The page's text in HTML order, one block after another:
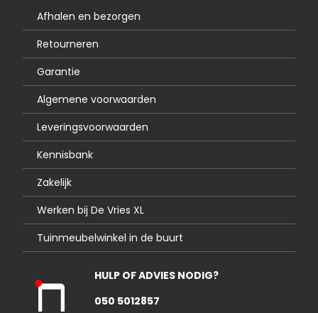
Afhalen en bezorgen
Retourneren
Garantie
Algemene voorwaarden
Leveringsvoorwaarden
Kennisbank
Zakelijk
Werken bij De Vries XL
Tuinmeubelwinkel in de buurt
HULP OF ADVIES NODIG?
050 5012857